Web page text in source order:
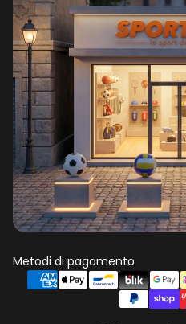
Metodi di pagamento